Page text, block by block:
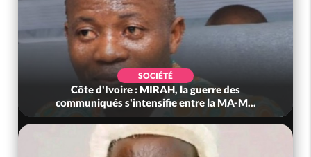
SOCIÉTÉ
Côte d'Ivoire : MIRAH, la guerre des
s'intensifie entre la MA-M...